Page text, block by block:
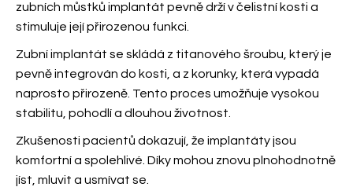
zubních můstků implantát pevně drží v čelistní kosti a
stimuluje její přirozenou funkci.
Zubní implantát se skládá z titanového šroubu, který je
pevně integrován do kosti, a z korunky, která vypadá
naprosto přirozeně. Tento proces umožňuje vysokou
stabilitu, pohodlí a dlouhou životnost.
Zkušenosti pacientů dokazují, že implantáty jsou
komfortní a spolehlivé. Díkymohou znovu plnohodnotně
jíst, mluvit a usmívat se.